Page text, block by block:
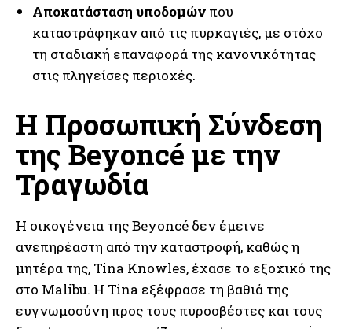
Αποκατάσταση υποδομών που
καταστράφηκαν από τις πυρκαγιές, με στόχο
τη σταδιακή επαναφορά της κανονικότητας
στις πληγείσες περιοχές.
Η Προσωπική Σύνδεση
της Beyoncé με την
Τραγωδία
Η οικογένεια της Beyoncé δεν έμεινε
ανεπηρέαστη από την καταστροφή, καθώς η
μητέρα της, Tina Knowles, έχασε το εξοχικό της
στο Malibu. Η Tina εξέφρασε τη βαθιά της
ευγνωμοσύνη προς τους πυροσβέστες και τους